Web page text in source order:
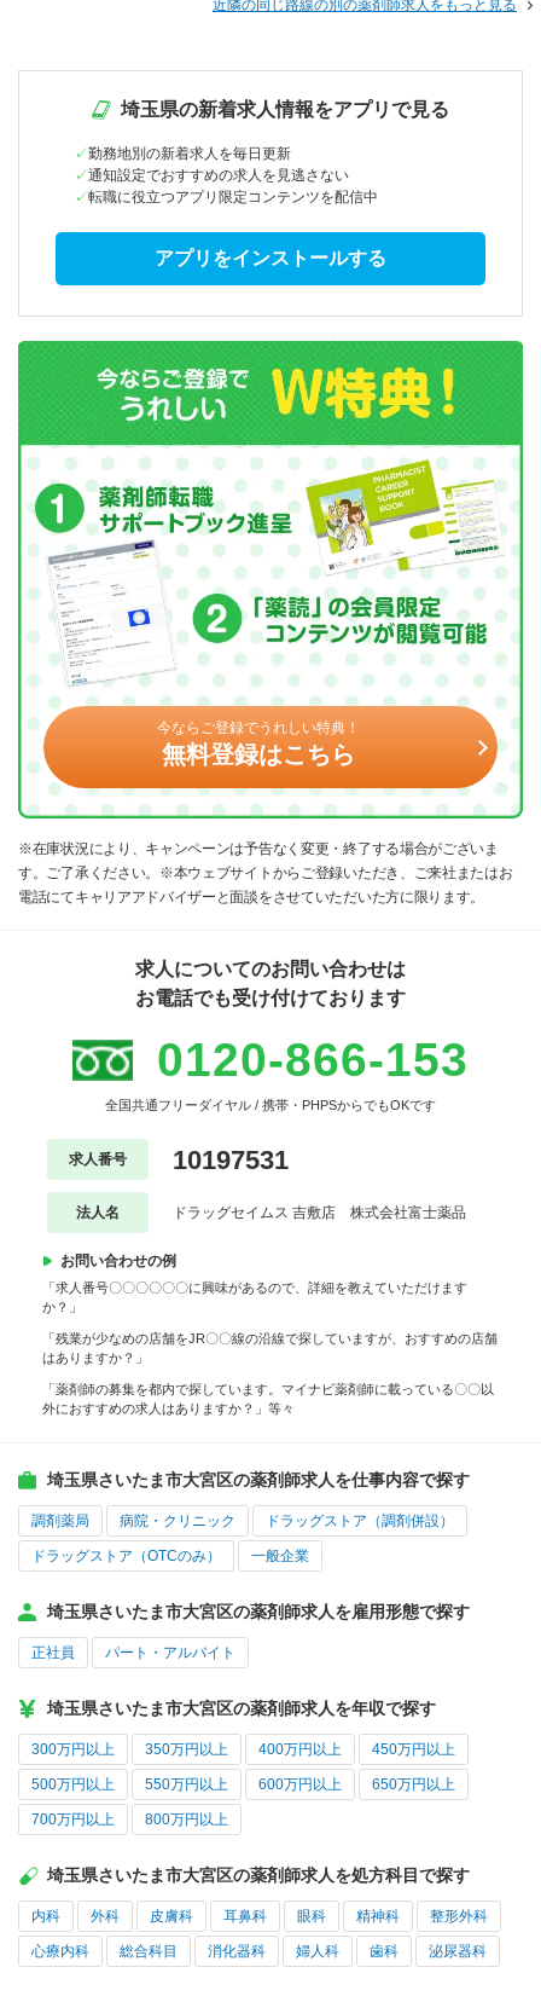
近隣の同じ路線の別の薬剤師求人をもっと見る
埼玉県の新着求人情報をアプリで見る
勤務地別の新着求人を毎日更新
通知設定でおすすめの求人を見逃さない
転職に役立つアプリ限定コンテンツを配信中
アプリをインストールする
今ならご登録でうれしい特典！
無料登録はこちら
※在庫状況により、キャンペーンは予告なく変更・終了する場合がございま
す。ご了承ください。※本ウェブサイトからご登録いただき、ご来社またはお
電話にてキャリアアドバイザーと面談をさせていただいた方に限ります。
求人についてのお問い合わせは
お電話でも受け付けております
0120-866-153
全国共通フリーダイヤル / 携帯・PHPSからでもOKです
求人番号 10197531
法人名 ドラッグセイムス 吉敷店 株式会社富士薬品
お問い合わせの例
「求人番号〇〇〇〇〇〇に興味があるので、詳細を教えていただけます
か？」
「残業が少なめの店舗をJR〇〇線の沿線で探していますが、おすすめの店舗
はありますか？」
「薬剤師の募集を都内で探しています。マイナビ薬剤師に載っている〇〇以
外におすすめの求人はありますか？」等々
埼玉県さいたま市大宮区の薬剤師求人を仕事内容で探す
調剤薬局 病院・クリニック ドラッグストア（調剤併設）
ドラッグストア（OTCのみ） 一般企業
埼玉県さいたま市大宮区の薬剤師求人を雇用形態で探す
正社員 パート・アルバイト
埼玉県さいたま市大宮区の薬剤師求人を年収で探す
300万円以上 350万円以上 400万円以上 450万円以上
500万円以上 550万円以上 600万円以上 650万円以上
700万円以上 800万円以上
埼玉県さいたま市大宮区の薬剤師求人を処方科目で探す
内科 外科 皮膚科 耳鼻科 眼科 精神科 整形外科
心療内科 総合科目 消化器科 婦人科 歯科 泌尿器科